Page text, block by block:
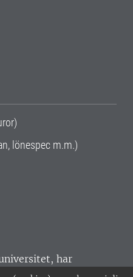
lönespec m.m.)
har
Huvudorter är